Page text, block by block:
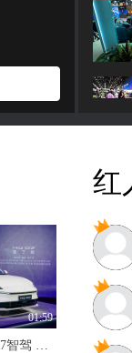
01:59
845km续航+Momenta R7智驾 MG07预售12.59万-16.59万
红